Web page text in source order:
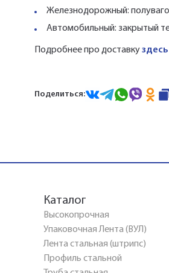
Железнодорожный:
Автомобильный: закрытый
Подробнее про доставкуздесь
Поделиться:
Каталог
Высокопрочная
Упаковочная Лента (ВУЛ)
Лента стальная (штрипс)
Профиль стальной